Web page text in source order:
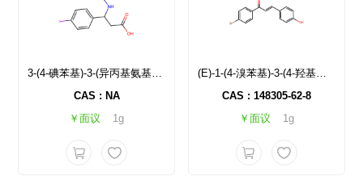
3-(4-碘苯基)-3-(异丙基氨基)丙酸
CAS : NA
￥面议
1g
(E)-1-(4-溴苯基)-3-(4-羟基苯基)丙-2-烯-1-酮
CAS : 148305-62-8
￥面议
1g